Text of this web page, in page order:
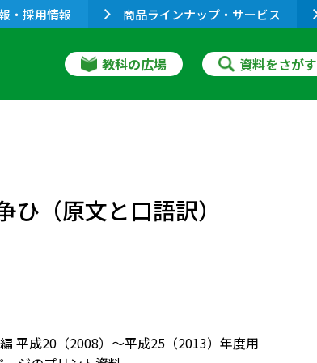
・採用情報 商品ラインナップ・サービス
教科の広場 資料をさがす
（原文と口語訳）
編 平成20（2008）～平成25（2013）年度用